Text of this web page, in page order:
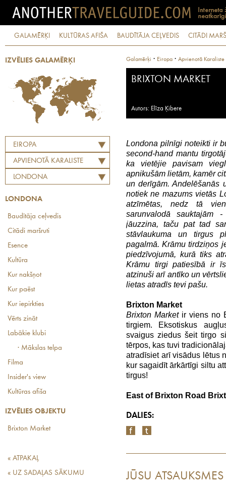
GALAMĒRĶI KULTŪRAS AFIŠA BAUDĪTĀJA CEĻVEDIS CITĀDI
IZVĒLIES GALAMĒRĶI
EIROPA
APVIENOTĀ KARALISTE
LONDONA
LONDONA
Baudītāja ceļvedis
Citādi maršruti
Esence
Kultūra
Kur nakšņot
Kur paēst
Kur iepirkties
Vērts zināt
Labākie klubi
· Mākslas telpa
Filma
Insider's view
Kultūras afiša
IZVĒLIES OBJEKTU
Brixton Market
« ATPAKAĻ
« UZ SADAĻAS SĀKUMU
Galamērķi · Eiropa · Apvienotā Karaliste
BRIXTON MARKET
Autors: Elīza Ķibere
Londona pilnīgi noteikti ir
second-hand mantu
ka vietējie pavisam
apnikušām lietām, kamēr
un derīgām. Andelēšanās
notiek ne mazums vietās
atzīmētas, nedz tā
sarunvalodā sauktajām
jāuzzina, taču pat tad
stāvlaukuma un tirgus
pagalmā. Krāmu tirdziņos
piedzīvojumā, kurā tiks
Krāmu tirgi patiesībā ir
atzinuši arī antīko un
lietas atradīs tevi pašu.
Brixton Market
Brixton Market ir viens no
tirgiem. Eksotiskus
svaigus ziedus šeit tirgo
tērpos, kas tuvi
atradīsiet arī visādus lētus
kur sagaidīt ārkārtīgi siltu
tirgus!
East of Brixton Road
DALIES:
JŪSU ATSAUKSMES